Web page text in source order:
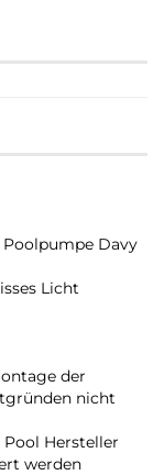
Davy
Licht
der
nicht
Hersteller
werden